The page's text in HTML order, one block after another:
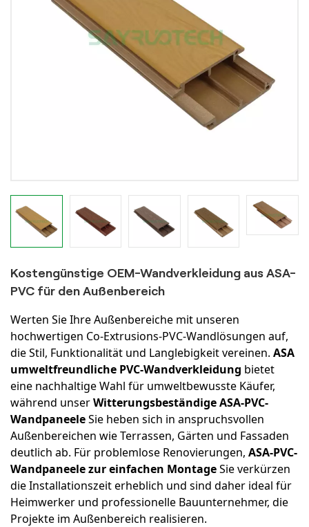
Kostengünstige OEM-Wandverkleidung aus ASA-
PVC für den Außenbereich
Werten Sie Ihre Außenbereiche mit unseren
hochwertigen Co-Extrusions-PVC-Wandlösungen auf,
die Stil, Funktionalität und Langlebigkeit vereinen. ASA
umweltfreundliche PVC-Wandverkleidung bietet
eine nachhaltige Wahl für umweltbewusste Käufer,
während unserWitterungsbeständige ASA-PVC-
WandpaneeleSie heben sich in anspruchsvollen
Außenbereichen wie Terrassen, Gärten und Fassaden
deutlich ab. Für problemlose Renovierungen, ASA-PVC-
Wandpaneele zur einfachen MontageSie verkürzen
die Installationszeit erheblich und sind daher ideal für
Heimwerker und professionelle Bauunternehmer, die
Projekte im Außenbereich realisieren.